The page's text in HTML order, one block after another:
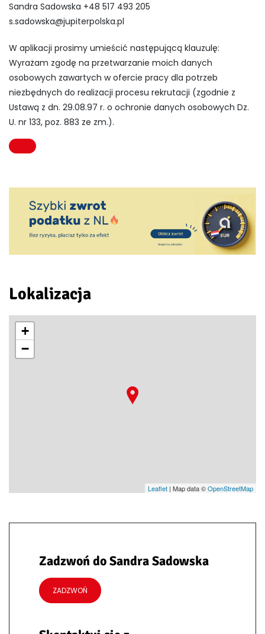
Sandra Sadowska +48 517 493 205
s.sadowska@jupiterpolska.pl
W aplikacji prosimy umieścić następującą klauzulę:
Wyrażam zgodę na przetwarzanie moich danych
osobowych zawartych w ofercie pracy dla potrzeb
niezbędnych do realizacji procesu rekrutacji (zgodnie z
Ustawą z dn. 29.08.97 r. o ochronie danych osobowych Dz.
U. nr 133, poz. 883 ze zm.).
Lokalizacja
+
−
Leaflet | Map data ©OpenStreetMap
Zadzwoń do Sandra Sadowska
ZADZWOŃ